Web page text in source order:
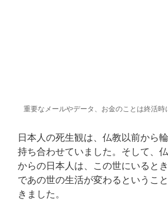
重要なメールやデータ、お金のことは終活時
日本人の死生観は、仏教以前から
持ち合わせていました。そして、
からの日本人は、この世にいると
であの世の生活が変わるというこ
きました。